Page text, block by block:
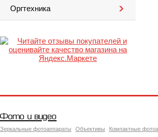
Оргтехника
Фото и видео
Зеркальные фотоаппараты Объективы
Компактные